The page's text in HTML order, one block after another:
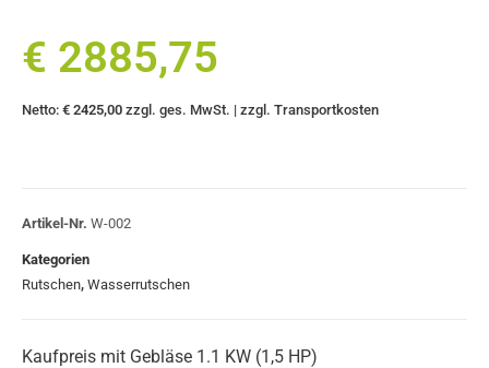
€ 2885,75
Netto: € 2425,00 zzgl. ges. MwSt. | zzgl. Transportkosten
Artikel-Nr. W-002
Kategorien
Rutschen, Wasserrutschen
Kaufpreis mit Gebläse 1.1 KW (1,5 HP)